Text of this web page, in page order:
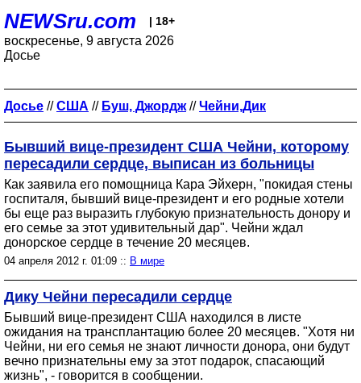
NEWSru.com | 18+
воскресенье, 9 августа 2026
Досье
Досье //США // Буш, Джордж//Чейни,Дик
Бывший вице-президент США Чейни, которому
пересадили сердце, выписан из больницы
Как заявила его помощница Кара Эйхерн, "покидая стены
госпиталя, бывший вице-президент и его родные хотели
бы еще раз выразить глубокую признательность донору и
его семье за этот удивительный дар". Чейни ждал
донорское сердце в течение 20 месяцев.
04 апреля 2012 г. 01:09 :: В мире
Дику Чейни пересадили сердце
Бывший вице-президент США находился в листе
ожидания на трансплантацию более 20 месяцев. "Хотя ни
Чейни, ни его семья не знают личности донора, они будут
вечно признательны ему за этот подарок, спасающий
жизнь", - говорится в сообщении.